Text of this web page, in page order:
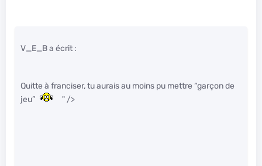
V_E_B a écrit :
Quitte à franciser, tu aurais au moins pu mettre “garçon de
jeu”
" />